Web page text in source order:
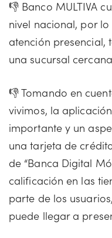
👎 Banco MULTIVA
nivel nacional, por
atención presencial,
una sucursal
👎 Tomando en
vivimos, la
importante y un
una tarjeta de
de “Banca Digital
calificación en las
parte de los
puede llegar a